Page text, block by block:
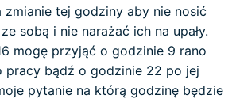
zmianie tej godziny aby nie nosić
sobą i nie narażać ich na upały.
mogę przyjąć o godzinie 9 rano
pracy bądź o godzinie 22 po jej
pytanie na którą godzinę będzie